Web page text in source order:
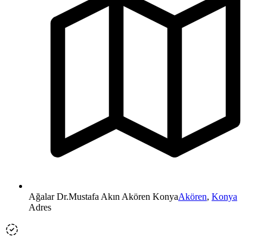
Ağalar Dr.Mustafa Akın Akören KonyaAkören, Konya
Adres